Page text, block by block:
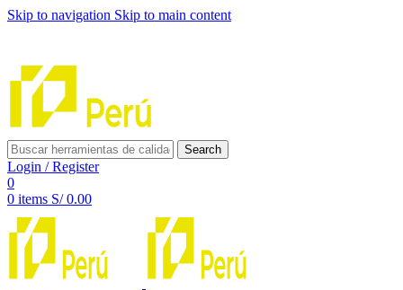
Skip to navigation Skip to main content
Search
Login / Register
0
0 items S/0.00